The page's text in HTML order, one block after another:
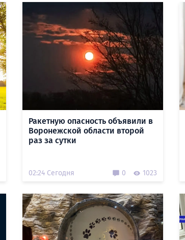
Ракетную опасность объявили в
Воронежской области второй
раз за сутки
02:24 Сегодня 0 1023